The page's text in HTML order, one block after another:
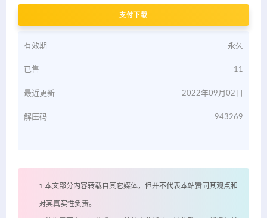
支付下载
有效期 永久
已售 11
最近更新 2022年09月02日
解压码 943269
1.本文部分内容转载自其它媒体，但并不代表本站赞同其观点和
对其真实性负责。